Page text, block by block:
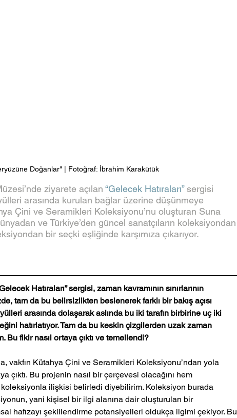
Doğanlar" | Fotoğraf: İbrahim Karakütük
ziyarete açılan “Gelecek Hatıraları” sergisi
arasında kurulan bağlar üzerine düşünmeye
Çini ve Seramikleri Koleksiyonu’nu oluşturan Suna
ve Türkiye’den güncel sanatçıların koleksiyondan
bir seçki eşliğinde karşımıza çıkarıyor.
Hatıraları” sergisi, zaman kavramının sınırlarının
tam da bu belirsizlikten beslenerek farklı bir bakış açısı
arasında dolaşarak aslında bu iki tarafın birbirine uç iki
hatırlatıyor. Tam da bu keskin çizgilerden uzak zaman
fikir nasıl ortaya çıktı ve temellendi?
vakfın Kütahya Çini ve Seramikleri Koleksiyonu’ndan yola
çıktı. Bu projenin nasıl bir çerçevesi olacağını hem
ilişkisi belirledi diyebilirim. Koleksiyon burada
yani kişisel bir ilgi alanına dair oluşturulan bir
hafızayı şekillendirme potansiyelleri oldukça ilgimi çekiyor. Bu